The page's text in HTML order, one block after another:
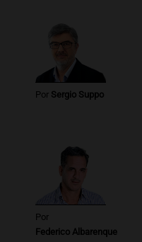
Por Sergio Suppo
Por
Federico Albarenque